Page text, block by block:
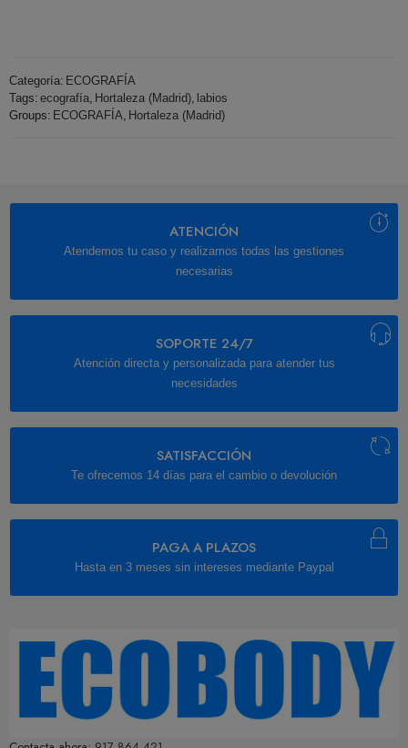
Categoría: ECOGRAFÍA
Tags: ecografía Hortaleza (Madrid) labios
Groups: ECOGRAFÍA Hortaleza (Madrid)
ATENCIÓN
Atendemos tu caso y realizamos todas las gestiones
necesarias
SOPORTE 24/7
Atención directa y personalizada para atender tus
necesidades
SATISFACCIÓN
Te ofrecemos 14 días para el cambio o devolución
PAGA A PLAZOS
Hasta en 3 meses sin intereses mediante Paypal